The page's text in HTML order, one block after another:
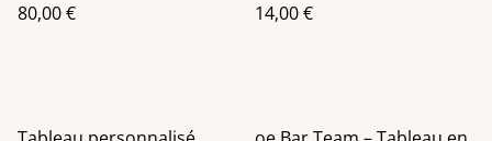
80,00 € 14,00 €